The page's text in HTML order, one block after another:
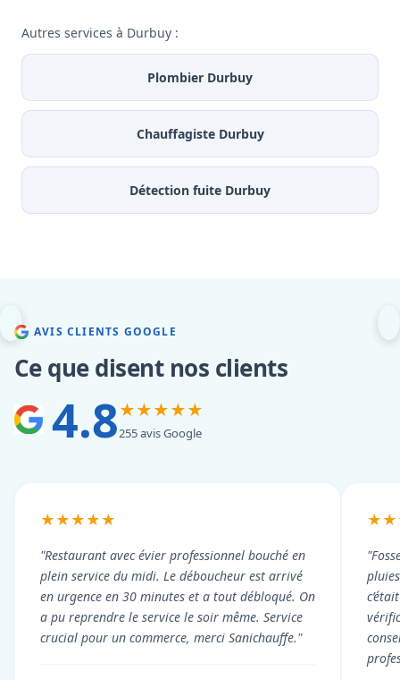
Autres services à Durbuy :
Plombier Durbuy
Chauffagiste Durbuy
Détection fuite Durbuy
AVIS CLIENTS GOOGLE
Ce que disent nos clients
4.8★★★★★
255 avis Google
★★★★★
"Restaurant avec évier professionnel bouché en
plein service du midi. Le déboucheur est arrivé
en urgence en 30 minutes et a tout débloqué. On
a pu reprendre le service le soir même. Service
crucial pour un commerce, merci Sanichauffe."